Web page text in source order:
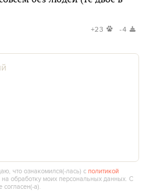
+23 -4
что ознакомился(‑лась) сполитикой
обработку моих персональных данных. С
согласен(‑а).